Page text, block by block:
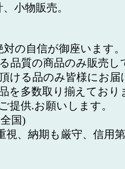
小物販売。
の自信が御座います。
品質の商品のみ販売し
ける品のみ皆様にお届
を多数取り揃えており
提供.お願いします。
国)
視、納期も厳守、信用